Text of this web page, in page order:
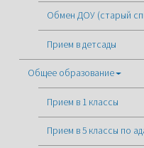
Обмен ДОУ (старый
Прием в детсады
Общее образование
Прием в 1 классы
Прием в 5 классы по